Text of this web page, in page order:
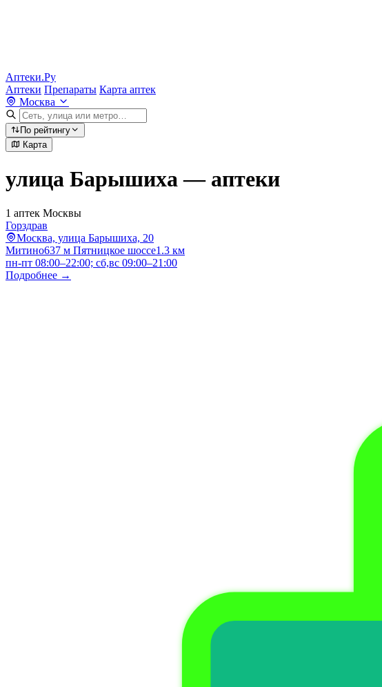
Аптеки.Ру
Аптеки Препараты Карта аптек
Москва
По рейтингу
Карта
улица Барышиха — аптеки
1 аптек Москвы
Горздрав
Москва, улица Барышиха, 20
Митино637 м Пятницкое шоссе1.3 км
пн-пт 08:00–22:00; сб,вс 09:00–21:00
Подробнее →